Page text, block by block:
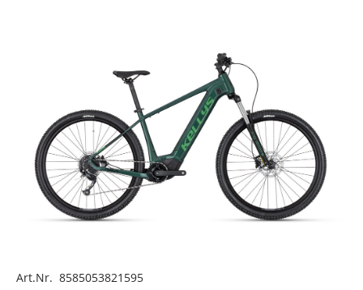
Art.Nr. 8585053821595